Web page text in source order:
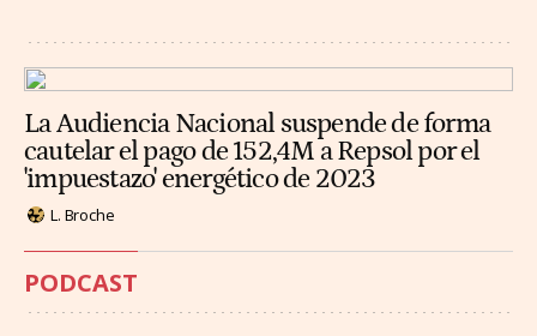
La Audiencia Nacional suspende de forma
cautelar el pago de 152,4M a Repsol por el
'impuestazo' energético de 2023
L. Broche
PODCAST